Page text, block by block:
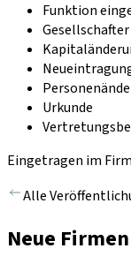
Funktion
Urkunde
Eingetragen im
Alle
Neue Firmen